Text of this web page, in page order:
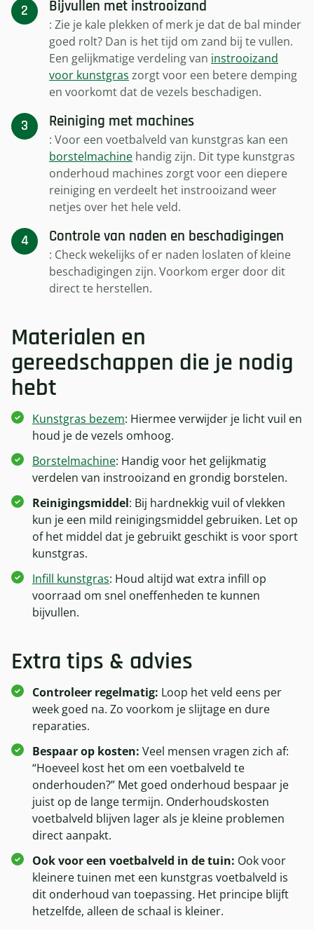
Bijvullen met instrooizand
: Zie je kale plekken of merk je dat de bal minder
goed rolt? Dan is het tijd om zand bij te vullen.
Een gelijkmatige verdeling van instrooizand
voor kunstgras zorgt voor een betere demping
en voorkomt dat de vezels beschadigen.
Reiniging met machines
: Voor een voetbalveld van kunstgras kan een
borstelmachine handig zijn. Dit type kunstgras
onderhoud machines zorgt voor een diepere
reiniging en verdeelt het instrooizand weer
netjes over het hele veld.
Controle van naden en beschadigingen
: Check wekelijks of er naden loslaten of kleine
beschadigingen zijn. Voorkom erger door dit
direct te herstellen.
Materialen en
gereedschappen die je nodig
hebt
Kunstgras bezem: Hiermee verwijder je licht vuil en
houd je de vezels omhoog.
Borstelmachine: Handig voor het gelijkmatig
verdelen van instrooizand en grondig borstelen.
Reinigingsmiddel: Bij hardnekkig vuil of vlekken
kun je een mild reinigingsmiddel gebruiken. Let op
of het middel dat je gebruikt geschikt is voor sport
kunstgras.
Infill kunstgras: Houd altijd wat extra infill op
voorraad om snel oneffenheden te kunnen
bijvullen.
Extra tips & advies
Controleer regelmatig: Loop het veld eens per
week goed na. Zo voorkom je slijtage en dure
reparaties.
Bespaar op kosten: Veel mensen vragen zich af:
“Hoeveel kost het om een voetbalveld te
onderhouden?” Met goed onderhoud bespaar je
juist op de lange termijn. Onderhoudskosten
voetbalveld blijven lager als je kleine problemen
direct aanpakt.
Ook voor een voetbalveld in de tuin: Ook voor
kleinere tuinen met een kunstgras voetbalveld is
dit onderhoud van toepassing. Het principe blijft
hetzelfde, alleen de schaal is kleiner.